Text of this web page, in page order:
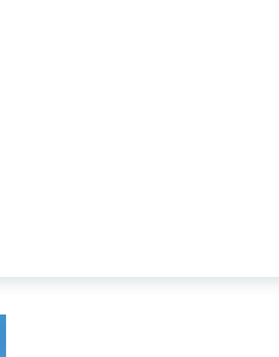
et qui permettait d’éduquer